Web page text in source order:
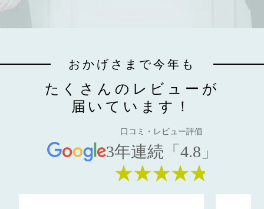
おかげさまで今年も
たくさんのレビューが
届いています！
口コミ・レビュー評価
3年連続「4.8」
★★★★★